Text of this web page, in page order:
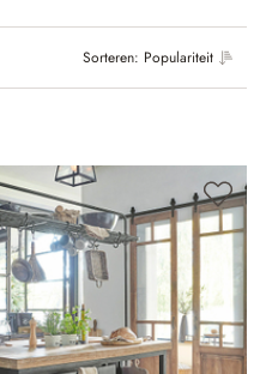
Sorteren: Populariteit